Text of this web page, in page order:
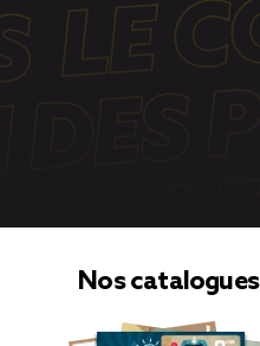
Nos catalogues